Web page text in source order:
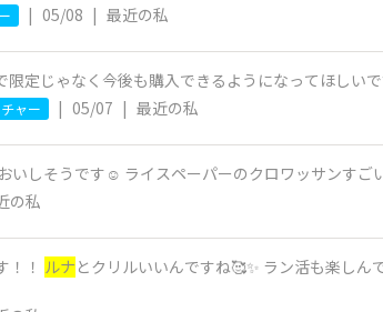
| 05/08 | 最近の私
定じゃなく今後も購入できるようになってほしいで
ャー | 05/07 | 最近の私
しそうです☺ ライスペーパーのクロワッサンすご
の私
！！ ルナ とクリルいいんですね🥰✨ ラン活も楽し